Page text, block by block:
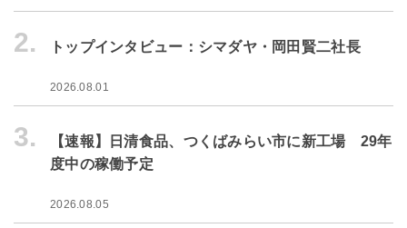
2. トップインタビュー：シマダヤ・岡田賢二社長
2026.08.01
3.
【速報】日清食品、つくばみらい市に新工場 29年
度中の稼働予定
2026.08.05